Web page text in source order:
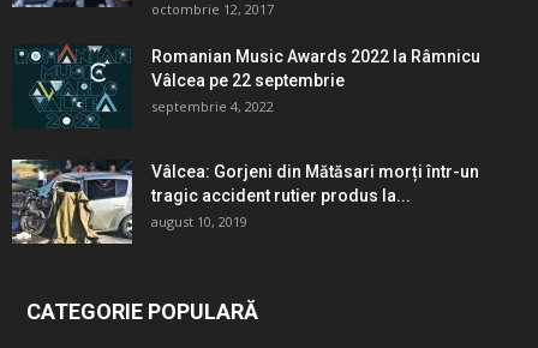
octombrie 12, 2017
Romanian Music Awards 2022 la Râmnicu
Vâlcea pe 22 septembrie
septembrie 4, 2022
Vâlcea: Gorjeni din Mătăsari morți într-un
tragic accident rutier produs la...
august 10, 2019
CATEGORIE POPULARĂ